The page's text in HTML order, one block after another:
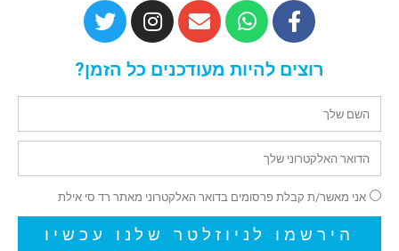
רוצים להיות מעודכנים כל הזמן?
אני מאשר/ת קבלת פרסומים בדואר האלקטרוני מאתר רד סי אילת
הירשמו לניוזלטר שלנו עכשיו